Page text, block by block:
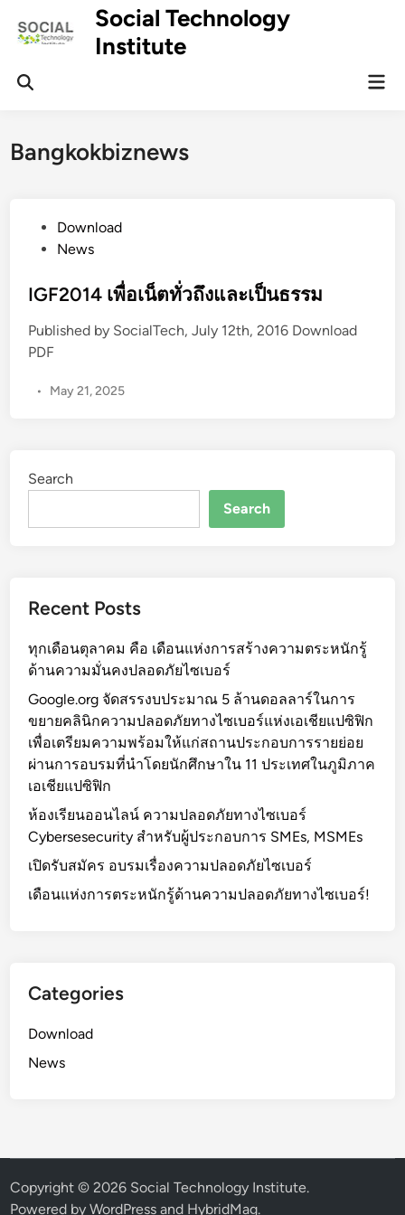
Social Technology
Institute
Bangkokbiznews
t
d
i
Download
News
IGF2014 เพื่อเน็ตทั่วถึงและเป็นธรรม
Published by SocialTech, July 12th, 2016 Download
PDF
• May 21, 2025
Search
Search
Recent Posts
ทุกเดือนตุลาคม คือ เดือนแห่งการสร้างความตระหนักรู้
ด้านความมั่นคงปลอดภัยไซเบอร์
Google.org จัดสรรงบประมาณ 5 ล้านดอลลาร์ในการ
ขยายคลินิกความปลอดภัยทางไซเบอร์แห่งเอเชียแปซิฟิก
เพื่อเตรียมความพร้อมให้แก่สถานประกอบการรายย่อย
ผ่านการอบรมที่นำโดยนักศึกษาใน 11 ประเทศในภูมิภาค
เอเชียแปซิฟิก
ห้องเรียนออนไลน์ ความปลอดภัยทางไซเบอร์
Cybersesecurity สำหรับผู้ประกอบการ SMEs, MSMEs
เปิดรับสมัคร อบรมเรื่องความปลอดภัยไซเบอร์
เดือนแห่งการตระหนักรู้ด้านความปลอดภัยทางไซเบอร์!
Categories
Download
News
Copyright © 2026 Social Technology Institute.
Powered byWordPress and HybridMag.